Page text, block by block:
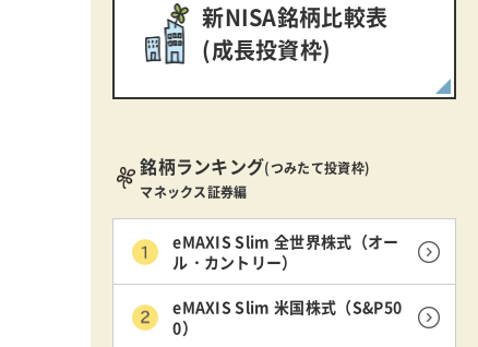
新NISA銘柄比較表
(成長投資枠)
銘柄ランキング(つみたて投資枠)
マネックス証券編
eMAXIS Slim 全世界株式（オー
ル・カントリー）
eMAXIS Slim 米国株式（S&P50
0）